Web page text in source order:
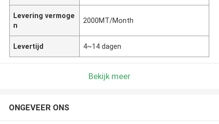
Levering vermoge
n
2000MT/Month
Levertijd 4~14 dagen
Bekijk meer
ONGEVEER ONS